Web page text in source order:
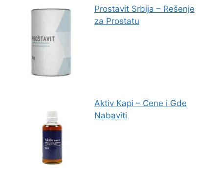
Prostavit Srbija – Rešenje
za Prostatu
Aktiv Kapi – Cene i Gde
Nabaviti